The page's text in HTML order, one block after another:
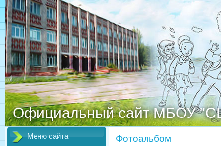
Официальный сайт МБОУ
Меню сайта Фотоальбом